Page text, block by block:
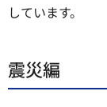
しています。
震災編